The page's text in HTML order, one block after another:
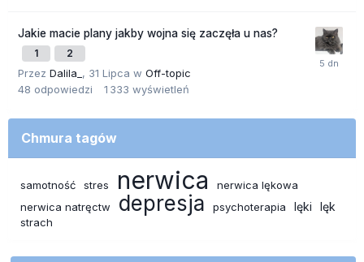
Jakie macie plany jakby wojna się zaczęła u nas?
1 2
Przez Dalila_ , 31 Lipca w Off-topic
48 odpowiedzi 1 333 wyświetleń
Chmura tagów
samotność stres nerwica
nerwica lękowa
nerwica natręctw
depresja psychoterapia lęki lęk
strach